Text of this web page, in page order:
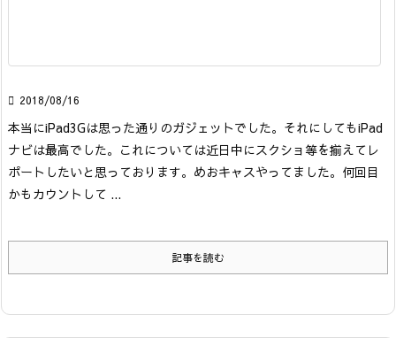
 2018/08/16
本当にiPad3Gは思った通りのガジェットでした。それにしてもiPad
ナビは最高でした。これについては近日中にスクショ等を揃えてレ
ポートしたいと思っております。 めおキャスやってました。 何回目
かもカウントして ...
記事を読む